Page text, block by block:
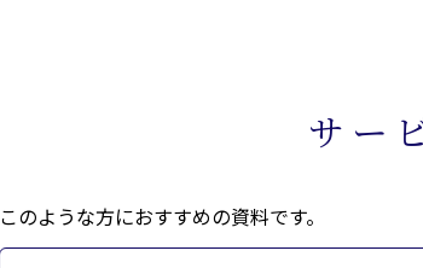
サー
このような方におすすめの資料です。